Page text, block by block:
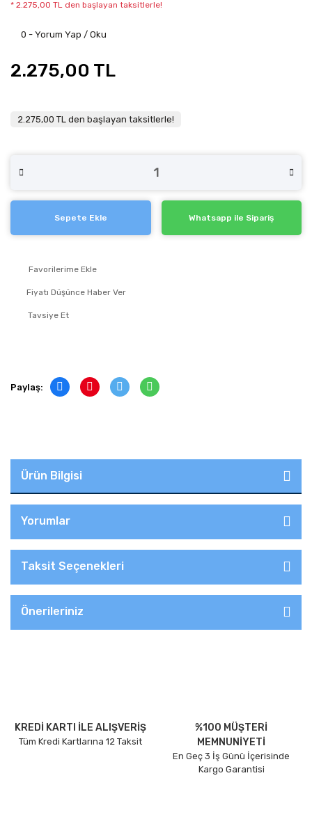
* 2.275,00 TL den başlayan taksitlerle!
0 - Yorum Yap / Oku
2.275,00 TL
2.275,00 TL den başlayan taksitlerle!
Sepete Ekle Whatsapp ile Sipariş
Fiyatı Düşünce Haber Ver
Tavsiye Et
Paylaş:
Ürün Bilgisi
Yorumlar
Taksit Seçenekleri
Önerileriniz
KREDİ KARTI İLE ALIŞVERİŞ
Tüm Kredi Kartlarına 12 Taksit
%100 MÜŞTERİ
MEMNUNİYETİ
En Geç 3 İş Günü İçerisinde
Kargo Garantisi